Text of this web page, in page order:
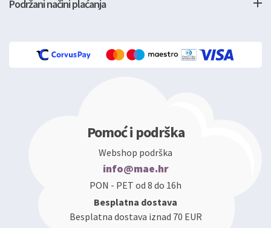
Podržani načini plaćanja
Pomoć i podrška
Webshop podrška
info@mae.hr
PON - PET od 8 do 16h
Besplatna dostava
Besplatna dostava iznad 70 EUR